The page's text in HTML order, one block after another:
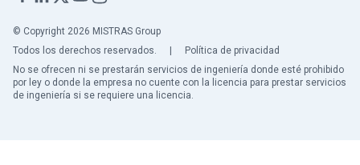
© Copyright 2026 MISTRAS Group
Todos los derechos reservados.
Política de privacidad
No se ofrecen ni se prestarán servicios de ingeniería donde esté prohibido
por ley o donde la empresa no cuente con la licencia para prestar servicios
de ingeniería si se requiere una licencia.